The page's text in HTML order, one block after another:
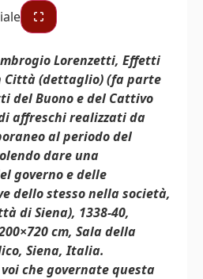
Lorenzetti, Effetti
Città (dettaglio) (fa parte
del Buono e del Cattivo
affreschi realizzati da
al periodo del
dare una
governo e delle
dello stesso nella società,
di Siena), 1338-40,
cm, Sala della
Siena, Italia.
che governate questa